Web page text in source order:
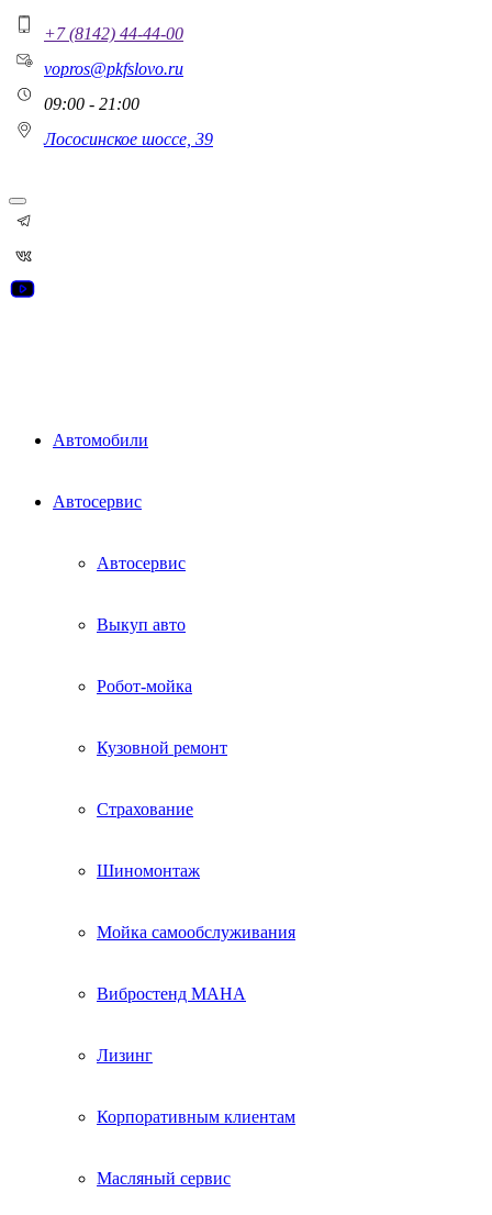
+7 (8142) 44-44-00
vopros@pkfslovo.ru
09:00 - 21:00
Лососинское шоссе, 39
Автомобили
Автосервис
Автосервис
Выкуп авто
Робот-мойка
Кузовной ремонт
Страхование
Шиномонтаж
Мойка самообслуживания
Вибростенд МАHА
Лизинг
Корпоративным клиентам
Масляный сервис